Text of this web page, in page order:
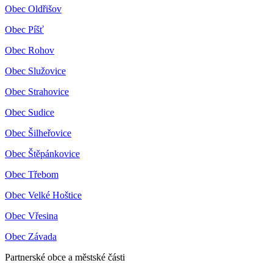
Obec Oldřišov
Obec Píšť
Obec Rohov
Obec Služovice
Obec Strahovice
Obec Sudice
Obec Šilheřovice
Obec Štěpánkovice
Obec Třebom
Obec Velké Hoštice
Obec Vřesina
Obec Závada
Partnerské obce a městské části